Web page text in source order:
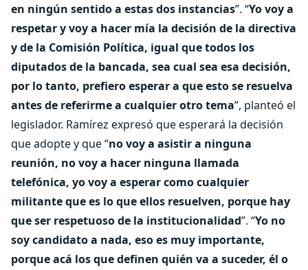
en ningún sentido a estas dos instancias”. “Yo voy a
respetar y voy a hacer mía la decisión de la directiva
y de la Comisión Política, igual que todos los
diputados de la bancada, sea cual sea esa decisión,
por lo tanto, prefiero esperar a que esto se resuelva
antes de referirme a cualquier otro tema”, planteó el
legislador. Ramírez expresó que esperará la decisión
que adopte y que “no voy a asistir a ninguna
reunión, no voy a hacer ninguna llamada
telefónica, yo voy a esperar como cualquier
militante que es lo que ellos resuelven, porque hay
que ser respetuoso de la institucionalidad”. “Yo no
soy candidato a nada, eso es muy importante,
porque acá los que definen quién va a suceder, él o